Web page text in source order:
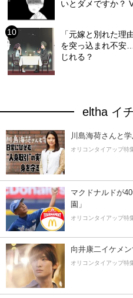
いとダメですか？
「元嫁と別れた理
を突っ込まれ不安
じれる？
eltha イ
川島海荷さんと
オリコンタイアップ特
マクドナルドが
園」
オリコンタイアップ特
向井康二イケメ
オリコンタイアップ特